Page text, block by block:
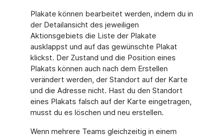
Plakate können bearbeitet werden, indem du in
der Detailansicht des jeweiligen
Aktionsgebiets die Liste der Plakate
ausklappst und auf das gewünschte Plakat
klickst. Der Zustand und die Position eines
Plakats können auch nach dem Erstellen
verändert werden, der Standort auf der Karte
und die Adresse nicht. Hast du den Standort
eines Plakats falsch auf der Karte eingetragen,
musst du es löschen und neu erstellen.
Wenn mehrere Teams gleichzeitig in einem